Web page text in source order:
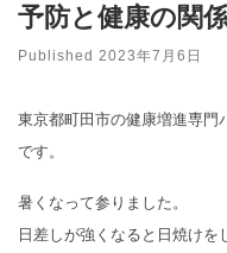
予防と健康の関
Published 2023年7月6日
東京都町田市の健康増進専門
です。
暑くなって参りました。
日差しが強くなると日焼けを